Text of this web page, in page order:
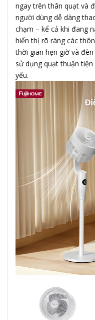
ngay trên thân quạt và
người dùng dễ dàng
chạm – kể cả khi đang
hiển thị rõ ràng các
thời gian hẹn giờ và
sử dụng quạt thuận
yếu.